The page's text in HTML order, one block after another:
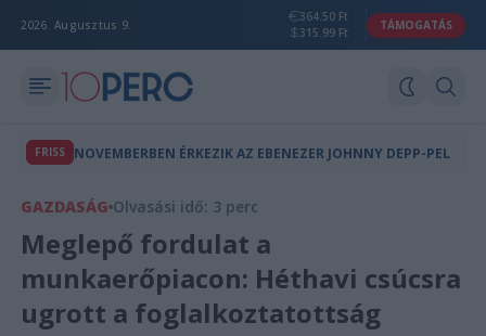
2026. Augusztus 9.
364.50 Ft
315.99 Ft
TÁMOGATÁS
FRISS NOVEMBERBEN ÉRKEZIK AZ EBENEZER JOHNNY DEPP-PEL
GAZDASÁG Olvasási idő: 3 perc
Meglepő fordulat a
munkaerőpiacon: Héthavi csúcsra
ugrott a foglalkoztatottság